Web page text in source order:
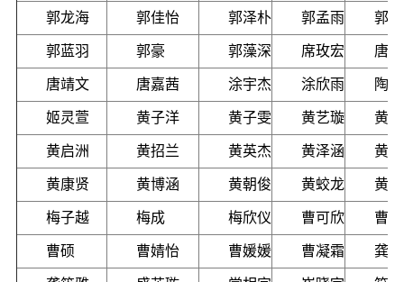
郭龙海 郭佳怡 郭泽朴 郭孟雨 郭
郭蓝羽 郭豪 郭藻深 席玫宏 唐
唐靖文 唐嘉茜 涂宇杰 涂欣雨 陶乐
姬灵萱 黄子洋 黄子雯 黄艺璇 黄
黄启洲 黄招兰 黄英杰 黄泽涵 黄
黄康贤 黄博涵 黄朝俊 黄蛟龙 黄
梅子越 梅成 梅欣仪 曹可欣 曹珊
曹硕 曹婧怡 曹媛媛 曹凝霜 龚